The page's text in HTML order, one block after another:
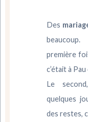
Des
première
c’était à
Le
quelques
des restes,